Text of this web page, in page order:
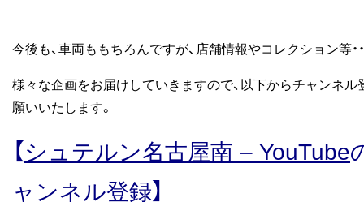
今後も、車両ももちろんですが、店舗情報やコレクション等・・
様々な企画をお届けしていきますので、以下からチャンネル
願いいたします。
【シュテルン名古屋南 – YouTube
ャンネル登録】